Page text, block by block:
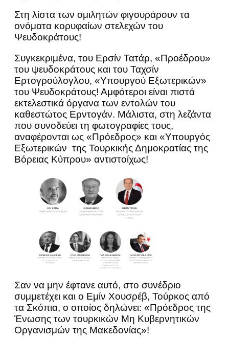
Στη λίστα των ομιλητών φιγουράρουν τα
ονόματα κορυφαίων στελεχών του
Ψευδοκράτους!
Συγκεκριμένα, του Ερσίν Τατάρ, «Προέδρου»
του ψευδοκράτους και του Ταχσίν
Ερτογρούλογλου, «Υπουργού Εξωτερικών»
του Ψευδοκράτους! Αμφότεροι είναι πιστά
εκτελεστικά όργανα των εντολών του
καθεστώτος Ερντογάν. Μάλιστα, στη λεζάντα
που συνοδεύει τη φωτογραφίες τους,
αναφέρονται ως «Πρόεδρος» και «Υπουργός
Εξωτερικών της Τουρκικής Δημοκρατίας της
Βόρειας Κύπρου» αντιστοίχως!
Σαν να μην έφτανε αυτό, στο συνέδριο
συμμετέχει και ο Εμίν Χουσρέβ, Τούρκος από
τα Σκόπια, ο οποίος δηλώνει: «Πρόεδρος της
Ένωσης των τουρκικών Μη Κυβερνητικών
Οργανισμών της Μακεδονίας»!